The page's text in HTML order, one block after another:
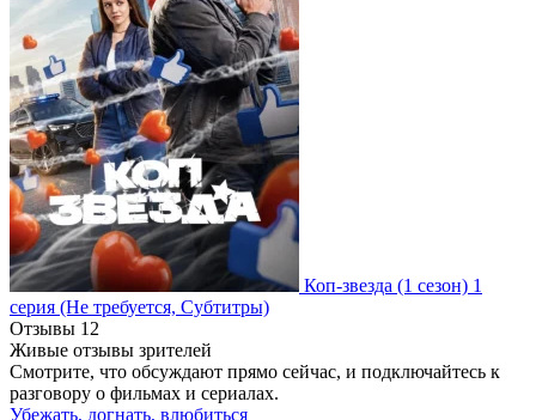
Коп-звезда (1 сезон) 1
серия (Не требуется, Субтитры)
Отзывы 12
Живые отзывы зрителей
Смотрите, что обсуждают прямо сейчас, и подключайтесь к
разговору о фильмах и сериалах.
Убежать, догнать, влюбиться